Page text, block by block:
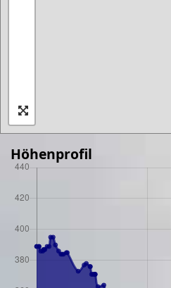
Höhenprofil